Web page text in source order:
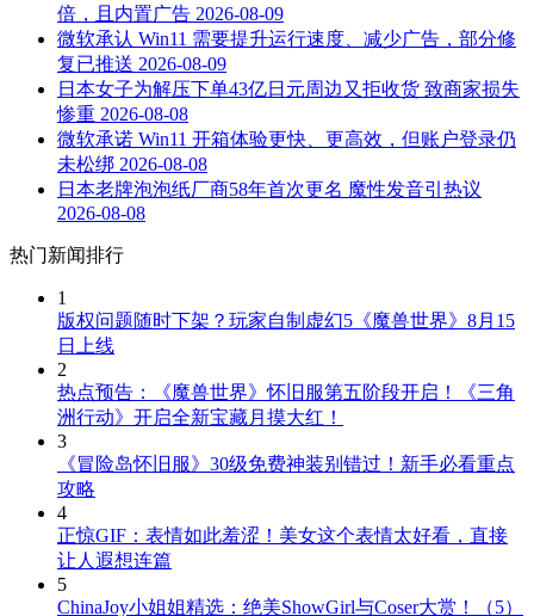
倍，且内置广告 2026-08-09
微软承认 Win11 需要提升运行速度、减少广告，部分修
复已推送 2026-08-09
日本女子为解压下单43亿日元周边又拒收货 致商家损失
惨重 2026-08-08
微软承诺 Win11 开箱体验更快、更高效，但账户登录仍
未松绑 2026-08-08
日本老牌泡泡纸厂商58年首次更名 魔性发音引热议
2026-08-08
热门新闻排行
1
版权问题随时下架？玩家自制虚幻5《魔兽世界》8月15
日上线
2
热点预告：《魔兽世界》怀旧服第五阶段开启！《三角
洲行动》开启全新宝藏月摸大红！
3
《冒险岛怀旧服》30级免费神装别错过！新手必看重点
攻略
4
正惊GIF：表情如此羞涩！美女这个表情太好看，直接
让人遐想连篇
5
ChinaJoy小姐姐精选：绝美ShowGirl与Coser大赏！（5）